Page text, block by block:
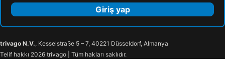
Giriş yap
trivago N.V., Kesselstraße 5 – 7, 40221 Düsseldorf, Almanya
Telif hakkı 2026 trivago | Tüm hakları saklıdır.